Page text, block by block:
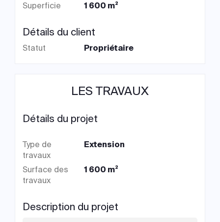
Superficie
1 600 m²
Détails du client
Statut Propriétaire
LES TRAVAUX
Détails du projet
Type de
travaux
Extension
Surface des
travaux
1 600 m²
Description du projet